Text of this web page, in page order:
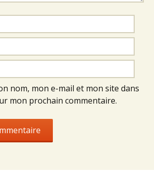
nom, mon e-mail et mon site dans
mon prochain commentaire.